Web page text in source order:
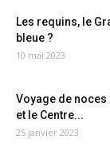
Les requins, le
bleue ?
10 mai 2023
Voyage de
et le Centre...
25 janvier 2023